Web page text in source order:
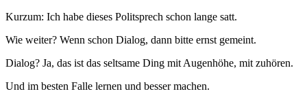
Kurzum: Ich habe dieses Politsprech schon lange satt.
Wie weiter? Wenn schon Dialog, dann bitte ernst gemeint.
Dialog? Ja, das ist das seltsame Ding mit Augenhöhe, mit zuhören.
Und im besten Falle lernen und besser machen.